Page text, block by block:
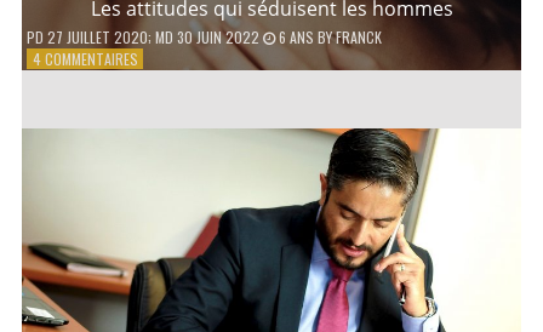
Les attitudes qui séduisent les hommes
PD 27 JUILLET 2020; MD 30 JUIN 2022 6 ANS BYFRANCK
4 COMMENTAIRESSUR